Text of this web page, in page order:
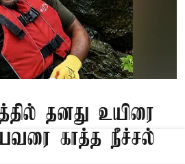
தனது உயிரை
காத்த நீச்சல்